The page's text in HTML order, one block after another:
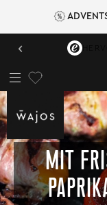
‹
MIT